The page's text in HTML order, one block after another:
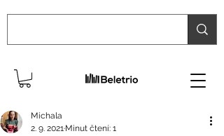
Michala
2. 9. 2021 Minut čtení: 1